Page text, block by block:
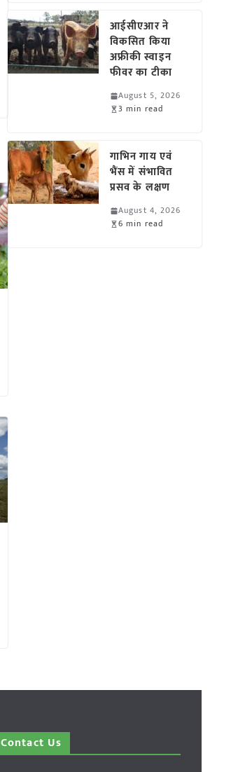
आईसीएआर ने
विकसित किया
अफ्रीकी स्वाइन
फीवर का टीका
August 5, 2026
3 min read
गाभिन गाय एवं
भैंस में संभावित
प्रसव के लक्षण
August 4, 2026
6 min read
Contact Us